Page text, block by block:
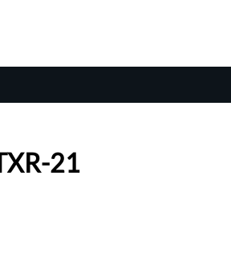
21